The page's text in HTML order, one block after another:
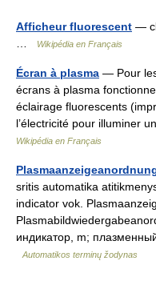
Afficheur fluorescent —
Wikipédia en Français
Écran à plasma — Pour
écrans à plasma
éclairage fluorescents
l’électricité pour illuminer
Wikipédia en Français
sritis automatika
indicator vok.
индикатор, m;
Automatikos terminų žodynas